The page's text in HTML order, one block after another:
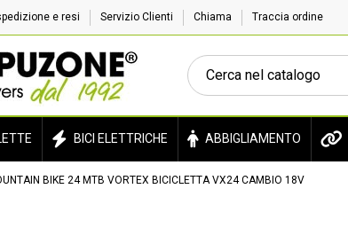
e resi Servizio Clienti Chiama Traccia ordine
BICI ELETTRICHE ABBIGLIAMENTO
BIKE 24 MTB VORTEX BICICLETTA VX24 CAMBIO 18V